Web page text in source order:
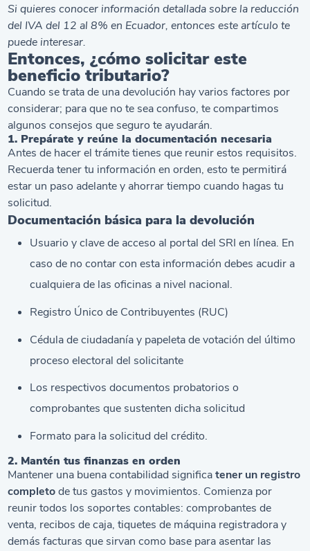
Si quieres conocer información detallada sobre la reducción
del IVA del 12 al 8% en Ecuador, entonces este artículo te
puede interesar.
Entonces, ¿cómo solicitar este
beneficio tributario?
Cuando se trata de una devolución hay varios factores por
considerar; para que no te sea confuso, te compartimos
algunos consejos que seguro te ayudarán.
1. Prepárate y reúne la documentación necesaria
Antes de hacer el trámite tienes que reunir estos requisitos.
Recuerda tener tu información en orden, esto te permitirá
estar un paso adelante y ahorrar tiempo cuando hagas tu
solicitud.
Documentación básica para la devolución
Usuario y clave de acceso al portal del SRI en línea. En
caso de no contar con esta información debes acudir a
cualquiera de las oficinas a nivel nacional.
Registro Único de Contribuyentes (RUC)
Cédula de ciudadanía y papeleta de votación del último
proceso electoral del solicitante
Los respectivos documentos probatorios o
comprobantes que sustenten dicha solicitud
Formato para la solicitud del crédito.
2. Mantén tus finanzas en orden
Mantener una buena contabilidad significatener un registro
completode tus gastos y movimientos. Comienza por
reunir todos los soportes contables: comprobantes de
venta, recibos de caja,tiquetes de máquina registradoray
demás facturas que sirvan como base para asentar las